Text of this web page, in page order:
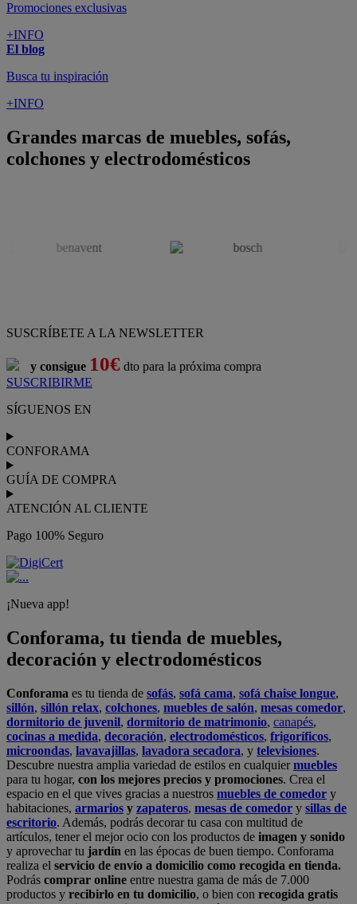
Promociones exclusivas
+INFO
El blog
Busca tu inspiración
+INFO
Grandes marcas de muebles, sofás,
colchones y electrodomésticos
SUSCRÍBETE A LA NEWSLETTER
y consigue 10€ dto para la próxima compra
SUSCRIBIRME
SÍGUENOS EN
CONFORAMA
GUÍA DE COMPRA
ATENCIÓN AL CLIENTE
Pago 100% Seguro
¡Nueva app!
Conforama, tu tienda de muebles,
decoración y electrodomésticos
Conforama es tu tienda de sofás, sofá cama, sofá chaise longue,
sillón, sillón relax, colchones, muebles de salón, mesas comedor,
dormitorio de juvenil, dormitorio de matrimonio, canapés,
cocinas a medida, decoración, electrodomésticos, frigoríficos,
microondas, lavavajillas, lavadora secadora, y televisiones.
Descubre nuestra amplia variedad de estilos en cualquiermuebles
para tu hogar, con los mejores precios y promociones. Crea el
espacio en el que vives gracias a nuestros muebles de comedor y
habitaciones, armarios y zapateros, mesas de comedor y sillas de
escritorio. Además, podrás decorar tu casa con multitud de
artículos, tener el mejor ocio con los productos de imagen y sonido
y aprovechar tu jardín en las épocas de buen tiempo. Conforama
realiza el servicio de envío a domicilio como recogida en tienda.
Podrás comprar online entre nuestra gama de más de 7.000
productos y recibirlo en tu domicilio, o bien con recogida gratis